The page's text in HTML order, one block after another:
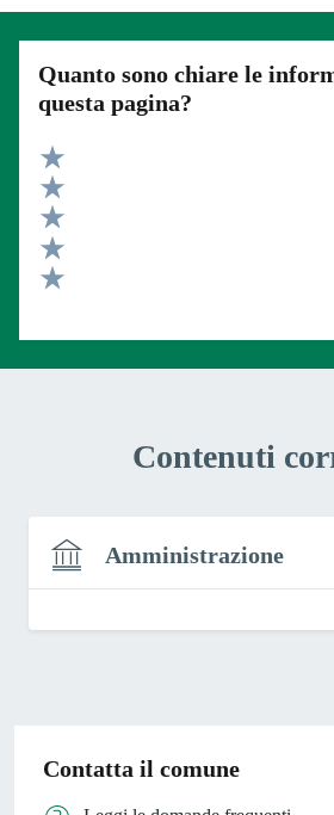
Quanto sono chiare le
questa pagina?
Valuta 5 stelle su 5
Valuta 4 stelle su 5
Valuta 3 stelle su 5
Valuta 2 stelle su 5
Contenuti
Amministrazione
Contatta il comune